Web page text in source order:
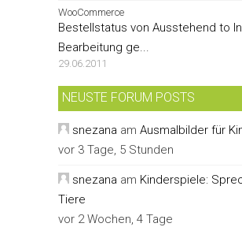
WooCommerce
Bestellstatus von Ausstehend to In
Bearbeitung ge...
29.06.2011
NEUSTE FORUM POSTS
snezana am Ausmalbilder für
vor 3 Tage, 5 Stunden
snezana am Kinderspiele:
Tiere
vor 2 Wochen, 4 Tage